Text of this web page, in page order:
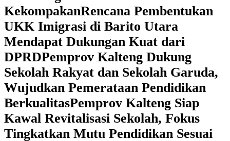
KekompakanRencana Pembentukan
UKK Imigrasi di Barito Utara
Mendapat Dukungan Kuat dari
DPRD‎Pemprov Kalteng Dukung
Sekolah Rakyat dan Sekolah Garuda,
Wujudkan Pemerataan Pendidikan
Berkualitas‎Pemprov Kalteng Siap
Kawal Revitalisasi Sekolah, Fokus
Tingkatkan Mutu Pendidikan Sesuai